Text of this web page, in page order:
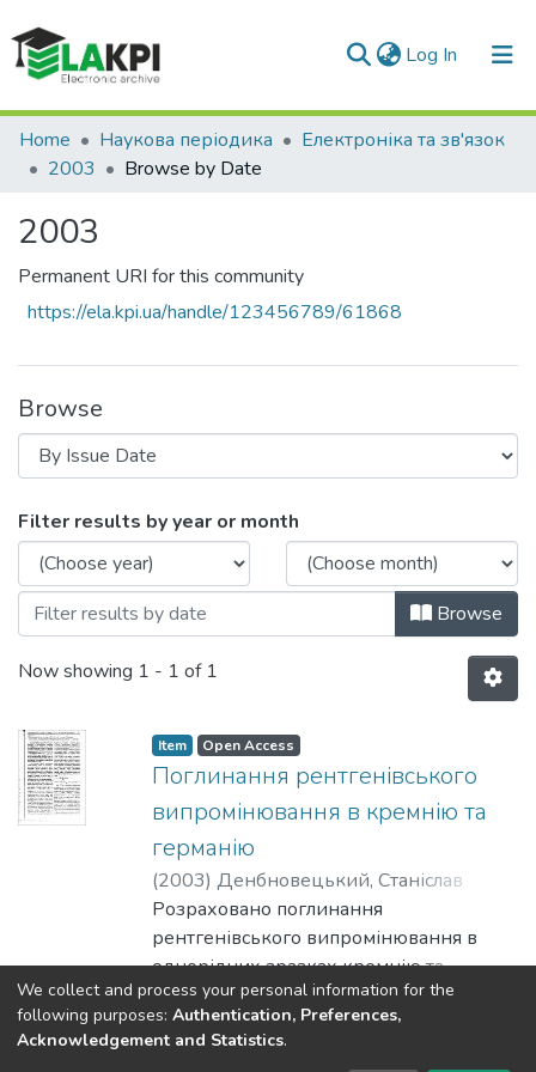
Log In (current)
Communities & Collections
All of DSpace
Home Наукова періодика
Електроніка та зв'язок
2003
Browse by Date
2003
Permanent URI for this community
https://ela.kpi.ua/handle/123456789/61868
Browse
Browsing 2003 by Issue Date
Filter results by year or month
Browse
Now showing 1 - 1 of 1
Item Open Access
Поглинання рентгенівського
випромінювання в кремнію та
германію
(2003) Денбновецький, Станіслав
Володимирович;Лещишин, Олександр
Володимирович ;Слободян, Ніна
Вячеславівна
Розраховано поглинання
рентгенівського випромінювання в
однорідних зразках кремнію та
германію в залежності від
конструктивних особливостей
рентгенівської трубки (матеріалу та
Show more
We collect and process your personal information for the
following purposes: Authentication, Preferences,
Acknowledgement and Statistics.